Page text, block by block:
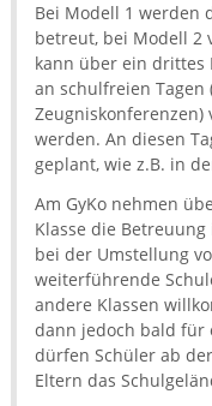
Bei Modell 1 werden
betreut, bei Modell 2
kann über ein drittes
an schulfreien
Zeugniskonferenzen)
werden. An diesen
geplant, wie z.B. in
Am GyKo nehmen
Klasse die
bei der Umstellung
weiterführende
andere Klassen
dann jedoch bald für
dürfen Schüler ab
Eltern das